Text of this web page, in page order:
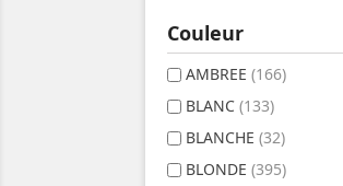
Couleur
AMBREE (166)
BLANC (133)
BLANCHE (32)
BLONDE (395)